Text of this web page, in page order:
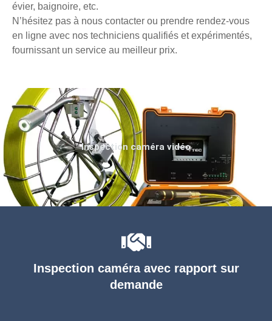
évier, baignoire, etc.
N’hésitez pas à nous contacter ou prendre rendez-vous
en ligne avec nos techniciens qualifiés et expérimentés,
fournissant un service au meilleur prix.
Inspection caméra avec rapport sur
demande
Inspection caméra vidéo